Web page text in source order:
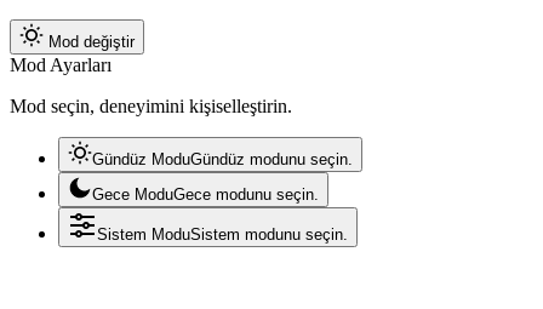
Mod değiştir
Mod Ayarları
Mod seçin, deneyimini kişiselleştirin.
Gündüz ModuGündüz modunu seçin.
Gece ModuGece modunu seçin.
Sistem ModuSistem modunu seçin.